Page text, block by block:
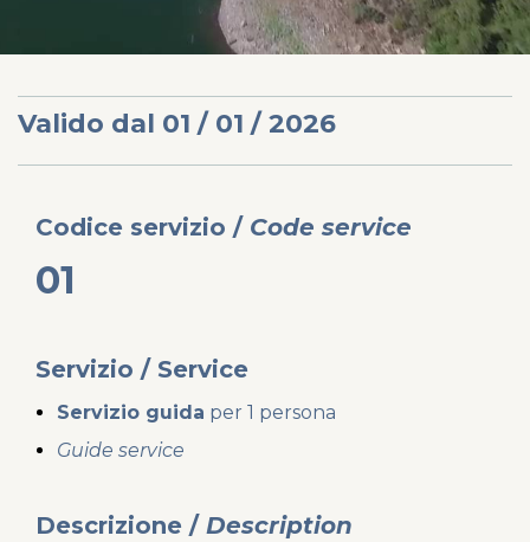
Valido dal 01 / 01 / 2026
Codice servizio / Code service
01
Servizio / Service
Servizio guida per 1 persona
Guide service
Descrizione / Description